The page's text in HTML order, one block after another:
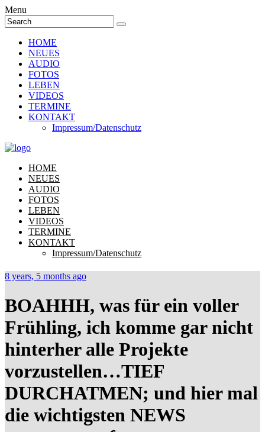
Menu
HOME
NEUES
AUDIO
FOTOS
LEBEN
VIDEOS
TERMINE
KONTAKT
Impressum/Datenschutz
HOME
NEUES
AUDIO
FOTOS
LEBEN
VIDEOS
TERMINE
KONTAKT
Impressum/Datenschutz
8 years, 5 months ago
BOAHHH, was für ein voller
Frühling, ich komme gar nicht
hinterher alle Projekte
vorzustellen…TIEF
DURCHATMEN; und hier mal
die wichtigsten NEWS